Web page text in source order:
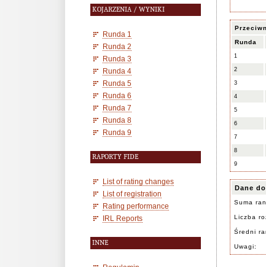
KOJARZENIA / WYNIKI
Runda 1
Runda 2
Runda 3
Runda 4
Runda 5
Runda 6
Runda 7
Runda 8
Runda 9
RAPORTY FIDE
List of rating changes
List of registration
Rating performance
IRL Reports
INNE
Runda
1
2
3
4
5
6
7
8
9
Dane
Suma
Liczba
Średni
Uwagi: